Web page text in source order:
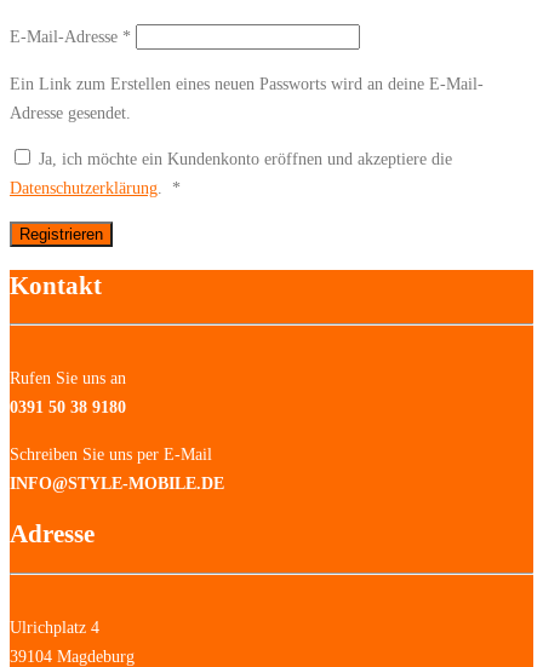
E-Mail-Adresse *
Ein Link zum Erstellen eines neuen Passworts wird an deine E-Mail-
Adresse gesendet.
Ja, ich möchte ein Kundenkonto eröffnen und akzeptiere die
Datenschutzerklärung
*
Registrieren
Kontakt
Rufen Sie uns an
0391 50 38 9180
Schreiben Sie uns per E-Mail
INFO@STYLE-MOBILE.DE
Adresse
Ulrichplatz 4
39104 Magdeburg